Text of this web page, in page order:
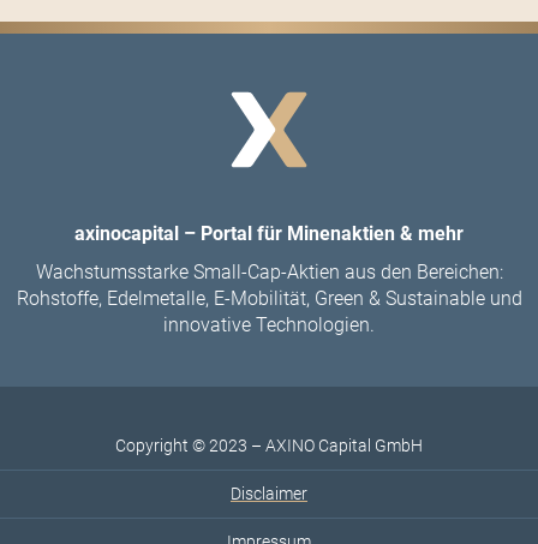
axinocapital – Portal für Minenaktien & mehr
Wachstumsstarke Small-Cap-Aktien aus den Bereichen:
Rohstoffe, Edelmetalle, E-Mobilität, Green & Sustainable und
innovative Technologien.
Copyright © 2023 – AXINO Capital GmbH
Disclaimer